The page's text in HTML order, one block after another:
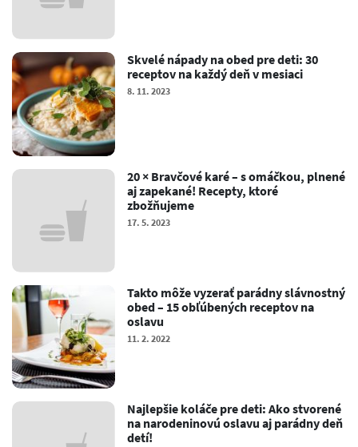
Skvelé nápady na obed pre deti: 30
receptov na každý deň v mesiaci
8. 11. 2023
20 × Bravčové karé – s omáčkou, plnené
aj zapekané! Recepty, ktoré
zbožňujeme
17. 5. 2023
Takto môže vyzerať parádny slávnostný
obed – 15 obľúbených receptov na
oslavu
11. 2. 2022
Najlepšie koláče pre deti: Ako stvorené
na narodeninovú oslavu aj parádny deň
detí!